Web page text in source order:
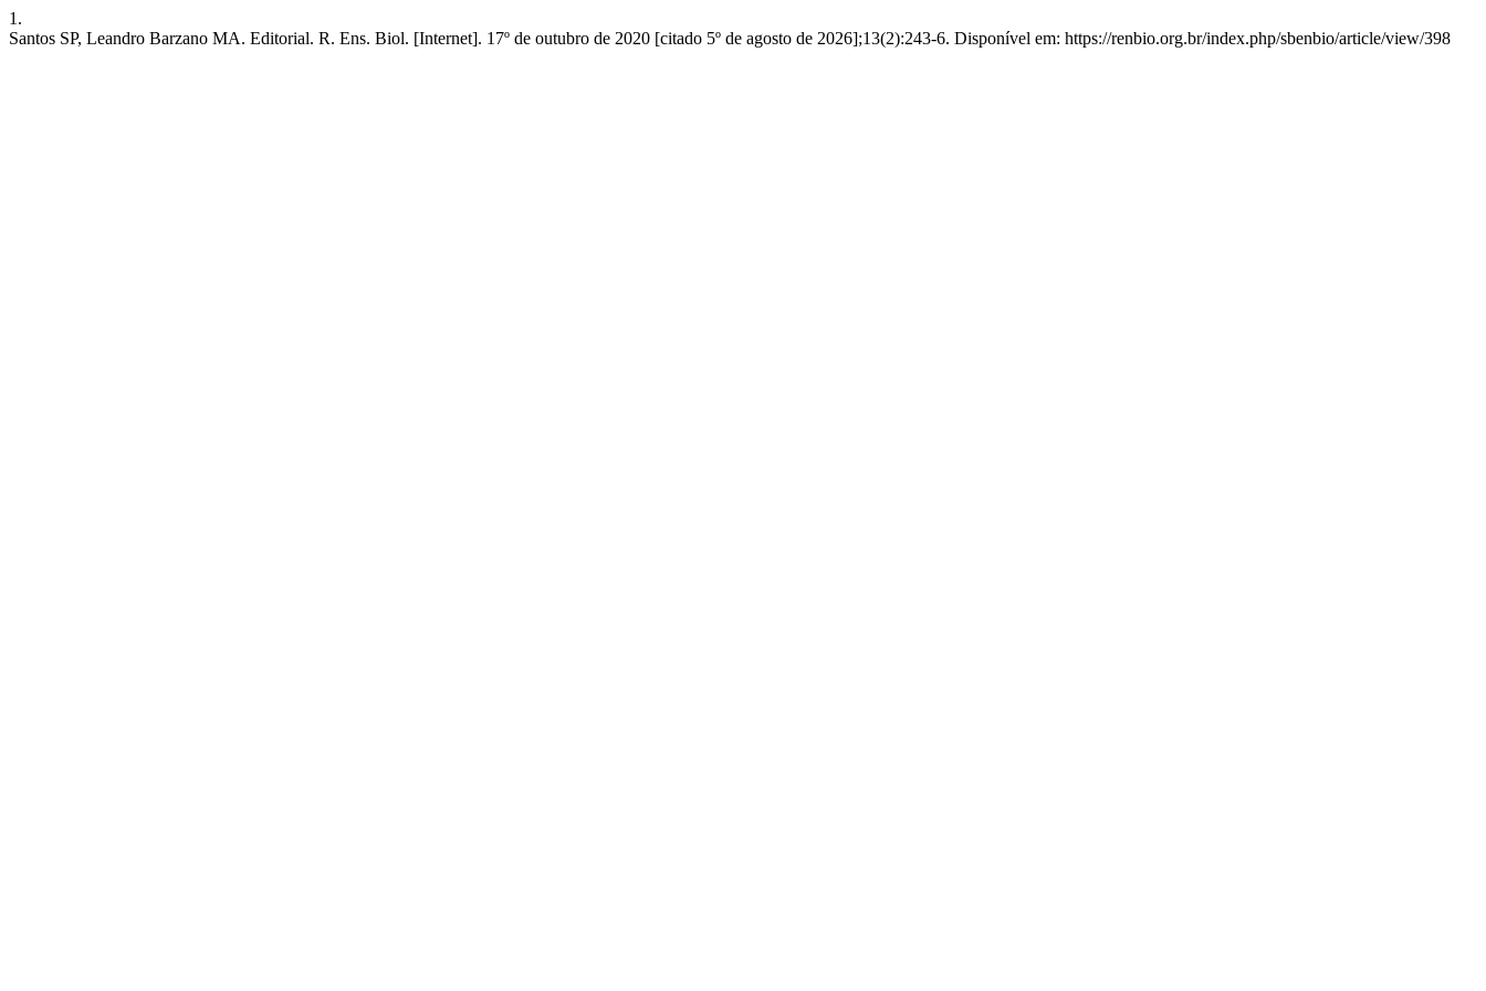
1.
Santos SP, Leandro Barzano MA. Editorial. R. Ens. Biol. [Internet]. 17º de outubro de 2020 [citado 5º de agosto de 2026];13(2):243-6. Disponível em: https://renbio.org.br/index.php/sbenbio/article/view/398